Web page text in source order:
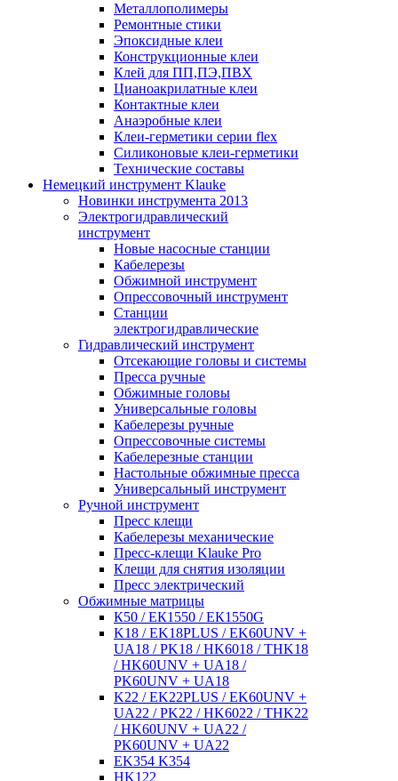
Металлополимеры
Ремонтные стики
Эпоксидные клеи
Конструкционные клеи
Клей для ПП,ПЭ,ПВХ
Цианоакрилатные клеи
Контактные клеи
Анаэробные клеи
Клеи-герметики серии flex
Силиконовые клеи-герметики
Технические составы
Немецкий инструмент Klauke
Новинки инструмента 2013
Электрогидравлический
инструмент
Новые насосные станции
Кабелерезы
Обжимной инструмент
Опрессовочный инструмент
Станции
электрогидравлические
Гидравлический инструмент
Отсекающие головы и системы
Пресса ручные
Обжимные головы
Универсальные головы
Кабелерезы ручные
Опрессовочные системы
Кабелерезные станции
Настольные обжимные пресса
Универсальный инструмент
Ручной инструмент
Пресс клещи
Кабелерезы механические
Пресс-клещи Klauke Pro
Клещи для снятия изоляции
Пресс электрический
Обжимные матрицы
К50 / ЕК1550 / ЕК1550G
K18 / EK18PLUS / EK60UNV +
UA18 / PK18 / HK6018 / THK18
/ HK60UNV + UA18 /
PK60UNV + UA18
K22 / EK22PLUS / EK60UNV +
UA22 / PK22 / HK6022 / THK22
/ HK60UNV + UA22 /
PK60UNV + UA22
EK354 K354
HK122